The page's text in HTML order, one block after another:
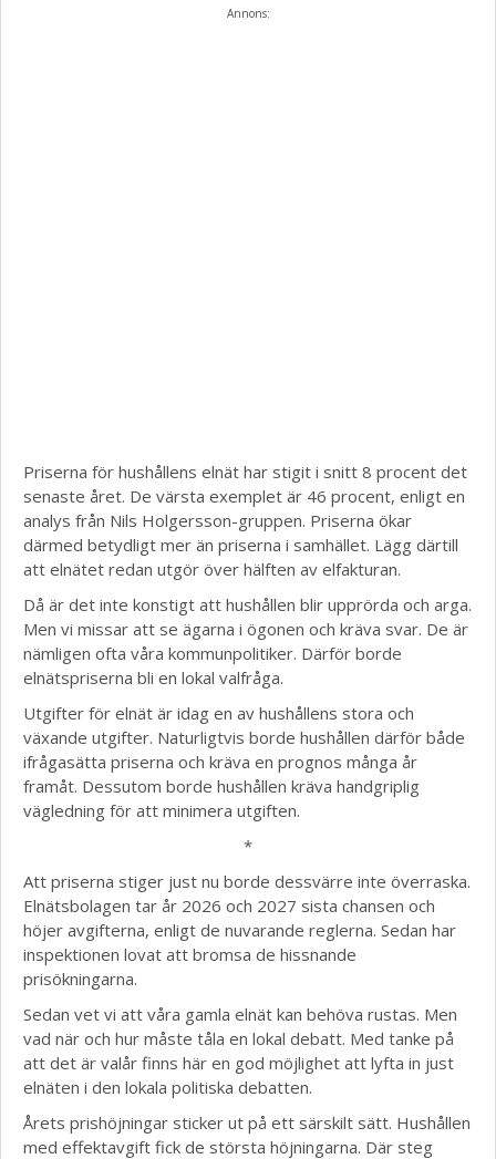
Annons:
Priserna för hushållens elnät har stigit i snitt 8 procent det
senaste året. De värsta exemplet är 46 procent, enligt en
analys från Nils Holgersson-gruppen. Priserna ökar
därmed betydligt mer än priserna i samhället. Lägg därtill
att elnätet redan utgör över hälften av elfakturan.
Då är det inte konstigt att hushållen blir upprörda och arga.
Men vi missar att se ägarna i ögonen och kräva svar. De är
nämligen ofta våra kommunpolitiker. Därför borde
elnätspriserna bli en lokal valfråga.
Utgifter för elnät är idag en av hushållens stora och
växande utgifter. Naturligtvis borde hushållen därför både
ifrågasätta priserna och kräva en prognos många år
framåt. Dessutom borde hushållen kräva handgriplig
vägledning för att minimera utgiften.
*
Att priserna stiger just nu borde dessvärre inte överraska.
Elnätsbolagen tar år 2026 och 2027 sista chansen och
höjer avgifterna, enligt de nuvarande reglerna. Sedan har
inspektionen lovat att bromsa de hissnande
prisökningarna.
Sedan vet vi att våra gamla elnät kan behöva rustas. Men
vad när och hur måste tåla en lokal debatt. Med tanke på
att det är valår finns här en god möjlighet att lyfta in just
elnäten i den lokala politiska debatten.
Årets prishöjningar sticker ut på ett särskilt sätt. Hushållen
med effektavgift fick de största höjningarna. Där steg